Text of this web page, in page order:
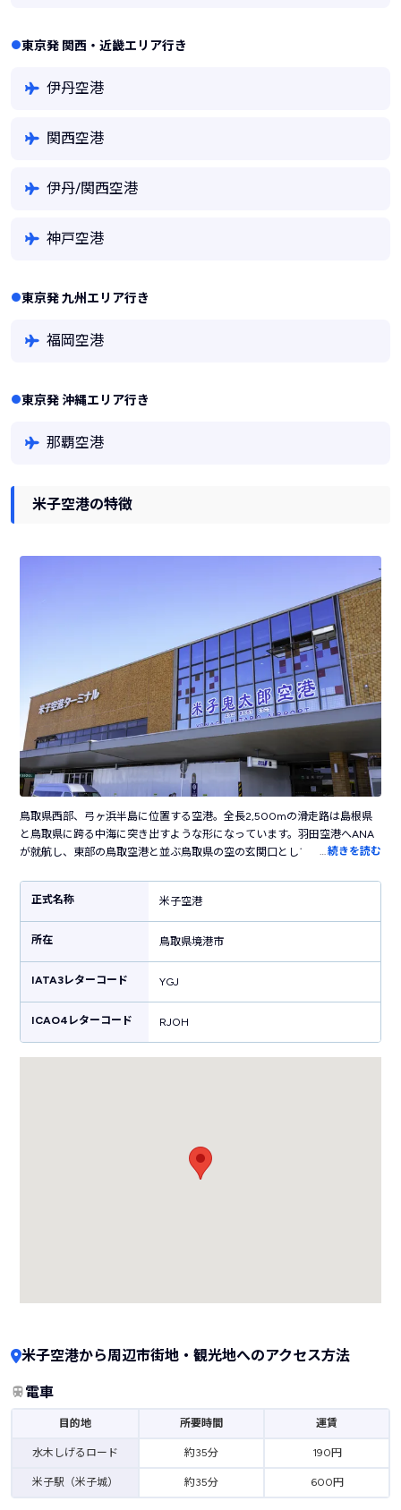
東京発 関西・近畿エリア行き
伊丹空港
関西空港
伊丹/関西空港
神戸空港
東京発 九州エリア行き
福岡空港
東京発 沖縄エリア行き
那覇空港
米子空港の特徴
鳥取県西部、弓ヶ浜半島に位置する空港。全長2,500mの滑走路は島根県
と鳥取県に跨る中海に突き出すような形になっています。羽田空港へANA
が就航し、東部の鳥取空港と並ぶ鳥取県の空の玄関口として活躍。空港の
ちの銅像やモニュメントが設置されており、プリントシール機で記念撮影
もできます。鳥取・山陰のお土産を扱う売店、カフェやお食事処も併設。
すぐ近くにJR米子空港駅があり、米子観光に便利。周辺には「水木しげる
ロード」「水木しげる記念館」などのゲゲゲの鬼太郎に関するスポットも
あれば江島大橋や皆生温泉などの観光地も多く、米子観光の起点に便利な
…続きを読む
正式名称 米子空港
所在 鳥取県境港市
IATA3レターコード YGJ
ICAO4レターコード RJOH
米子空港から周辺市街地・観光地へのアクセス方法
電車
目的地 所要時間 運賃
水木しげるロード 約35分 190円
米子駅（米子城） 約35分 600円